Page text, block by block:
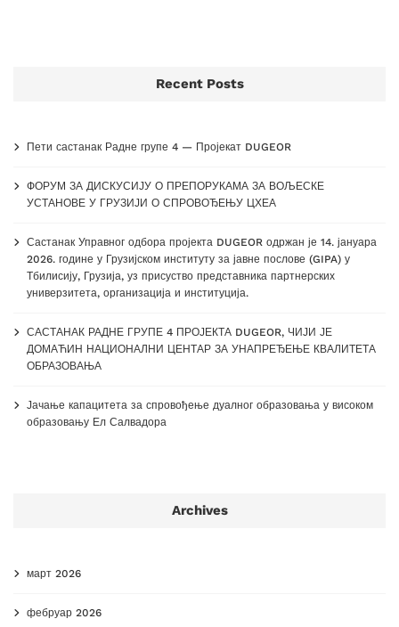
Recent Posts
Пети састанак Радне групе 4 — Пројекат DUGEOR
ФОРУМ ЗА ДИСКУСИЈУ О ПРЕПОРУКАМА ЗА ВОЉЕСКЕ
УСТАНОВЕ У ГРУЗИЈИ О СПРОВОЂЕЊУ ЦХЕА
Састанак Управног одбора пројекта DUGEOR одржан је 14. јануара
2026. године у Грузијском институту за јавне послове (GIPA) у
Тбилисију, Грузија, уз присуство представника партнерских
универзитета, организација и институција.
САСТАНАК РАДНЕ ГРУПЕ 4 ПРОЈЕКТА DUGEOR, ЧИЈИ ЈЕ
ДОМАЋИН НАЦИОНАЛНИ ЦЕНТАР ЗА УНАПРЕЂЕЊЕ КВАЛИТЕТА
ОБРАЗОВАЊА
Јачање капацитета за спровођење дуалног образовања у високом
образовању Ел Салвадора
Archives
март 2026
фебруар 2026